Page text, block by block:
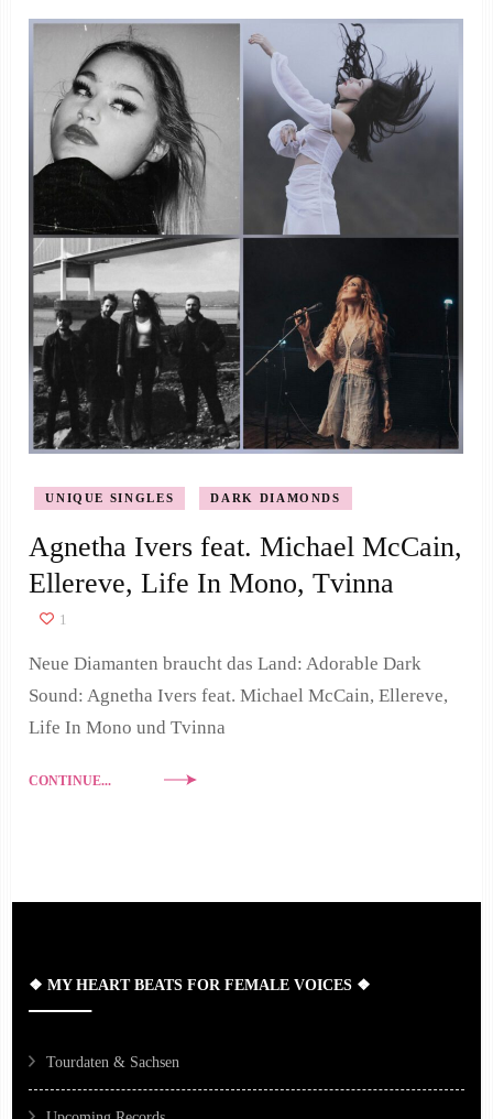
UNIQUE SINGLES DARK DIAMONDS
Agnetha Ivers feat. Michael McCain,
Ellereve, Life In Mono, Tvinna
1
Neue Diamanten braucht das Land: Adorable Dark
Sound: Agnetha Ivers feat. Michael McCain, Ellereve,
Life In Mono und Tvinna
CONTINUE...
❖ MY HEART BEATS FOR FEMALE VOICES ❖
Tourdaten & Sachsen